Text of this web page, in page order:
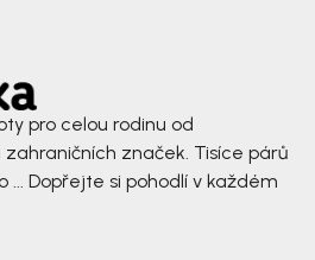
pro celou rodinu od
značek. Tisíce párů
... Dopřejte si pohodlí v každém